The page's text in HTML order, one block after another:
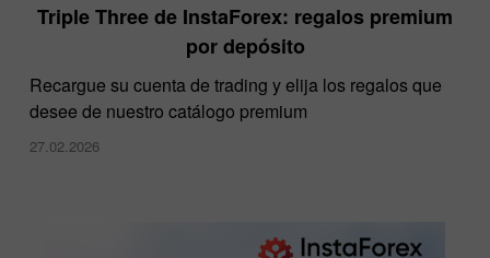
Triple Three de InstaForex: regalos premium
por depósito
Recargue su cuenta de trading y elija los regalos que
desee de nuestro catálogo premium
27.02.2026